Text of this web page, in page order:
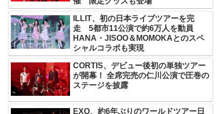
ILLIT、初の日本ライブツアーを完
走 5都市11公演で約6万人を動員
HANA・JISOO＆MOMOKAとのスペ
シャルコラボも実現
CORTIS、デビュー後初の単独ツアー
が開幕！ 全席完売の仁川公演で圧巻の
ステージを披露
EXO、約6年ぶりのワールドツアー日